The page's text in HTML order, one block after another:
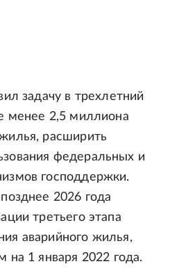
задачу в трехлетний
менее 2,5 миллиона
расширить
федеральных и
господдержки.
2026 года
третьего этапа
аварийного жилья,
на 1 января 2022 года.